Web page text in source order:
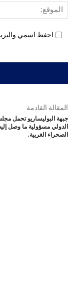
احفظ اسمي
المقالة القادمة
جبهة البوليساريو تحمل
الدولي مسؤولية ما وصل
الصحراء الغربية.